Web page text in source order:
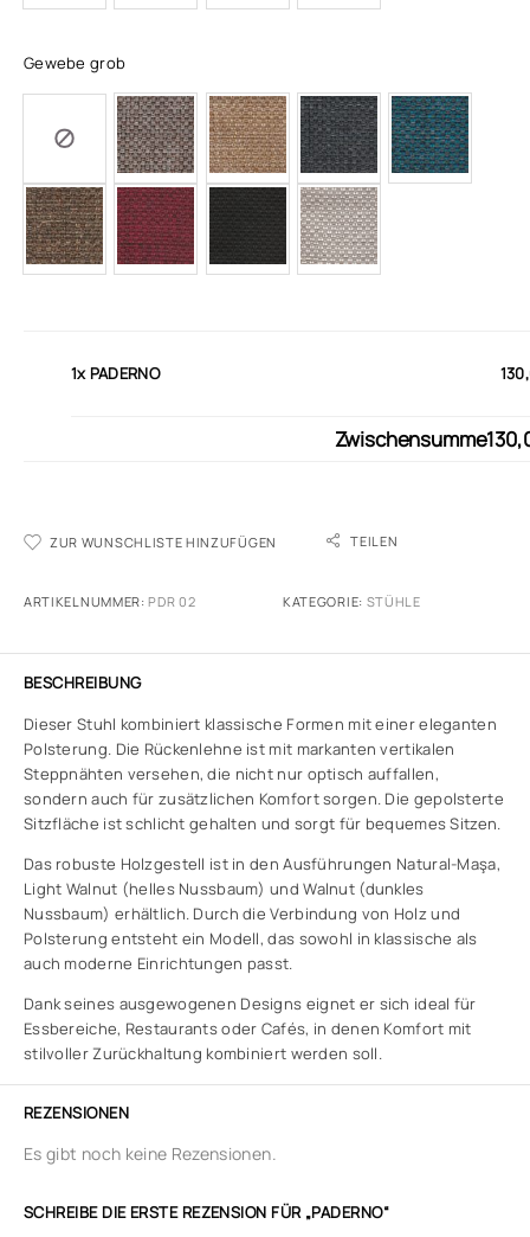
Gewebe grob
1xPADERNO
Zwischensumme
ZUR WUNSCHLISTE HINZUFÜGEN TEILEN
ARTIKELNUMMER:PDR 02 KATEGORIE: STÜHLE
BESCHREIBUNG
Dieser Stuhl kombiniert klassische Formen mit einer eleganten
Polsterung. Die Rückenlehne ist mit markanten vertikalen
Steppnähten versehen, die nicht nur optisch auffallen,
sondern auch für zusätzlichen Komfort sorgen. Die gepolsterte
Sitzfläche ist schlicht gehalten und sorgt für bequemes Sitzen.
Das robuste Holzgestell ist in den Ausführungen Natural-Maşa,
Light Walnut (helles Nussbaum) und Walnut (dunkles
Nussbaum) erhältlich. Durch die Verbindung von Holz und
Polsterung entsteht ein Modell, das sowohl in klassische als
auch moderne Einrichtungen passt.
Dank seines ausgewogenen Designs eignet er sich ideal für
Essbereiche, Restaurants oder Cafés, in denen Komfort mit
stilvoller Zurückhaltung kombiniert werden soll.
REZENSIONEN
Es gibt noch keine Rezensionen.
SCHREIBE DIE ERSTE REZENSION FÜR „PADERNO“